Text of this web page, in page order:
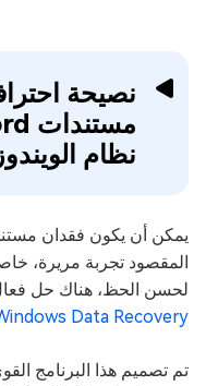
نصيحة
نظام الويندوز 11/10/8/7؟
المقصود تجربة مريرة،
لحسن الحظ، هناك حل
Data Recovery
تم تصميم هذا البرنامج